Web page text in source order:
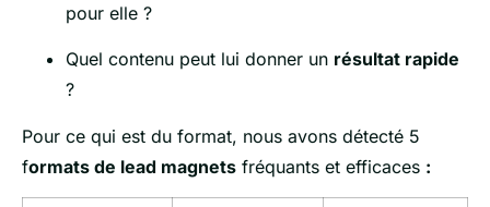
pour elle ?
Quel contenu peut lui donner un résultat rapide
?
Pour ce qui est du format, nous avons détecté 5
formats de lead magnets fréquants et efficaces :